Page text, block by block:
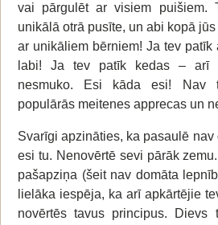
vai pārgulēt ar visiem puišiem.
unikālā otrā pusīte, un abi kopā
ar unikāliem bērniem! Ja tev patīk
labi! Ja tev patīk kedas – arī
nesmuko. Esi kāda esi! Nav
populārās meitenes apprecas un
Svarīgi apzināties, ka pasaulē
esi tu. Nenovērtē sevi pārāk
pašapziņa (šeit nav domāta
lielāka iespēja, ka arī apkārtējie
novērtēs tavus principus.